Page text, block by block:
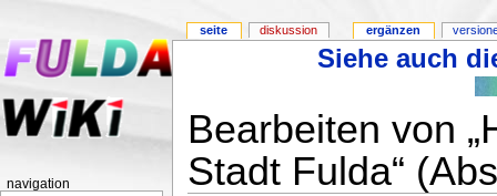
Siehe auch
Bearbeiten von
Stadt Fulda“
seite diskussion ergänzen
navigation